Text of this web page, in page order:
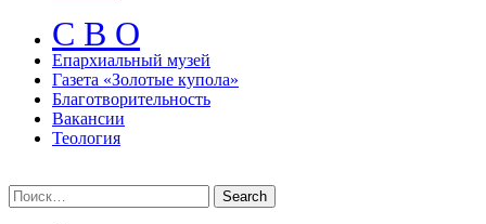
С В О
Епархиальный музeй
Газета «Золотые купола»
Благотворительность
Вакансии
Теология